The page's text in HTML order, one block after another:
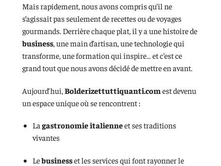
Mais rapidement, nous avons compris qu’il ne
s’agissait pas seulement de recettes ou de voyages
gourmands. Derrière chaque plat, il y a une histoire de
business , une main d’artisan, une technologie qui
transforme, une formation qui inspire… et c’est ce
grand tout que nous avons décidé de mettre en avant.
Aujourd’hui, Bolderizettuttiquanti.com est devenu
un espace unique où se rencontrent :
La gastronomie italienneet ses traditions
vivantes
Lebusinesset les services qui font rayonner le